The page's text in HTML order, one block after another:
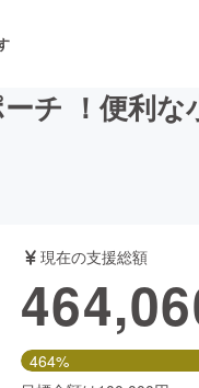
ーマンス
チ ！便利な
現在の支援総額
464%